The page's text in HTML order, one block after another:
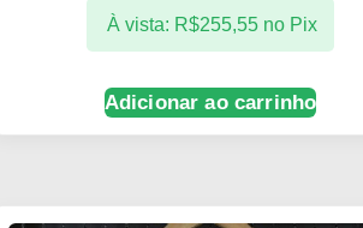
À vista: R$255,55 no Pix
Adicionar ao carrinho